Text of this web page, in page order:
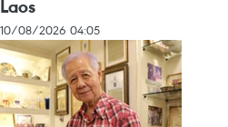
Laos
10/08/2026 04:05